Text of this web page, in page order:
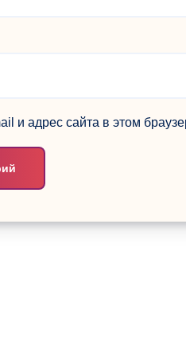
и адрес сайта в этом